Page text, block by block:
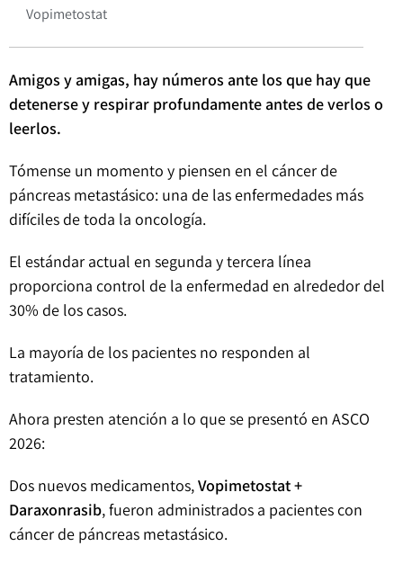
Vopimetostat
Amigos y amigas, hay números ante los que hay que
detenerse y respirar profundamente antes de verlos o
leerlos.
Tómense un momento y piensen en el cáncer de
páncreas metastásico: una de las enfermedades más
difíciles de toda la oncología.
El estándar actual en segunda y tercera línea
proporciona control de la enfermedad en alrededor del
30% de los casos.
La mayoría de los pacientes no responden al
tratamiento.
Ahora presten atención a lo que se presentó en ASCO
2026:
Dos nuevos medicamentos,Vopimetostat +
Daraxonrasib, fueron administrados a pacientes con
cáncer de páncreas metastásico.